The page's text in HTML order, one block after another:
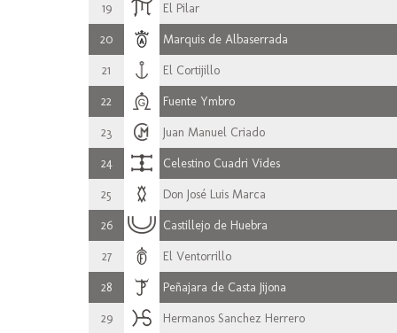
19 El Pilar
20 Marquis de Albaserrada
21 El Cortijillo
22 Fuente Ymbro
23 Juan Manuel Criado
24 Celestino Cuadri Vides
25 Don José Luis Marca
26 Castillejo de Huebra
27 El Ventorrillo
28 Peñajara de Casta Jijona
29 Hermanos Sanchez Herrero